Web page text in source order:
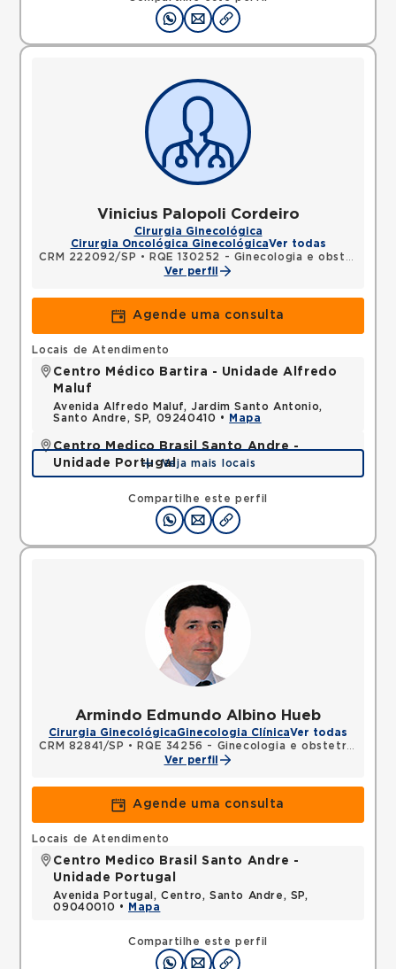
Vinicius Palopoli Cordeiro
Cirurgia Ginecológica
Cirurgia Oncológica GinecológicaVer todas
CRM 222092/SP •
RQE 130252 - Ginecologia e obstetrícia
Ver perfil
Agende uma consulta
Compartilhe este perfil
Locais de Atendimento
Centro Médico Bartira - Unidade Alfredo
Maluf
Avenida Alfredo Maluf, Jardim Santo Antonio,
Santo Andre, SP, 09240410 •
Mapa
Centro Medico Brasil Santo Andre -
Unidade Portugal
Avenida Portugal, Centro, Santo Andre, SP,
Mapa
Veja mais locais
Armindo Edmundo Albino Hueb
Cirurgia GinecológicaGinecologia ClínicaVer todas
CRM 82841/SP •
RQE 34256 - Ginecologia e obstetrícia
Ver perfil
Agende uma consulta
Compartilhe este perfil
Locais de Atendimento
Centro Medico Brasil Santo Andre -
Unidade Portugal
Avenida Portugal, Centro, Santo Andre, SP,
09040010 •
Mapa